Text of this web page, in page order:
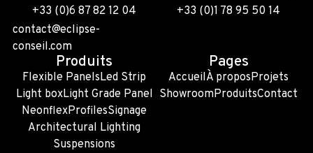
+33 (0)6 87 82 12 04
contact@eclipse-
conseil.com
+33 (0)1 78 95 50 14
Produits
Flexible PanelsLed Strip
Light boxLight Grade Panel
NeonflexProfilesSignage
Architectural Lighting
Suspensions
Pages
AccueilÀ proposProjets
ShowroomProduitsContact